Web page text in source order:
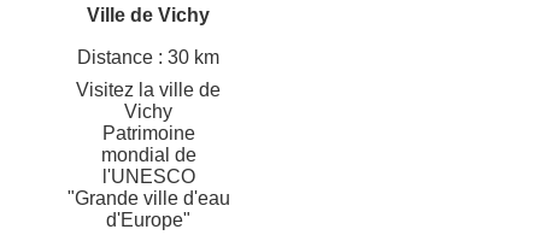
Ville de Vichy
Distance : 30 km
Visitez la ville de
Vichy
Patrimoine
mondial de
l'UNESCO
"Grande ville d'eau
d'Europe"